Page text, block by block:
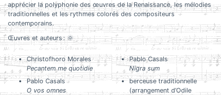
apprécier la polyphonie des œuvres de la Renaissance, les mélodies
traditionnelles et les rythmes colorés des compositeurs
contemporains.
Œuvres et auteurs : 🌞
Christofhoro Morales
Pecantem me quotidie
Pablo Casals
O vos omnes
Pablo Casals
Nigra sum
berceuse traditionnelle
(arrangement d’Odile